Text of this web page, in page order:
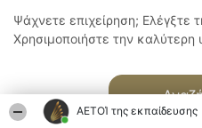
ΑΕΤΟΊ της εκπαίδευσης
Ψάχνετε επιχείρηση; Ελέγξτε
Χρησιμοποιήστε την καλύτερη